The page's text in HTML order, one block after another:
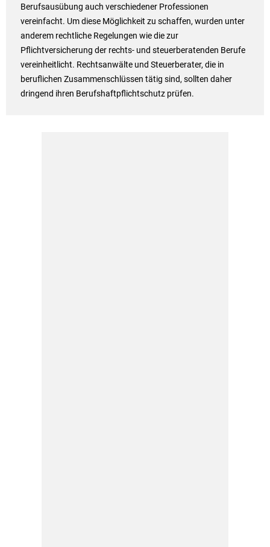
Berufsausübung auch verschiedener Professionen
vereinfacht. Um diese Möglichkeit zu schaffen, wurden unter
anderem rechtliche Regelungen wie die zur
Pflichtversicherung der rechts- und steuerberatenden Berufe
vereinheitlicht. Rechtsanwälte und Steuerberater, die in
beruflichen Zusammenschlüssen tätig sind, sollten daher
dringend ihren Berufshaftpflichtschutz prüfen.